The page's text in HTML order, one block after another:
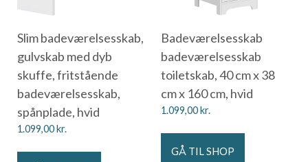
Slim badeværelsesskab,
gulvskab med dyb
skuffe, fritstående
badeværelsesskab,
spånplade, hvid
1.099,00kr.
Badeværelsesskab
badeværelsesskab
toiletskab, 40 cm x 38
cm x 160 cm, hvid
1.099,00kr.
GÅ TIL SHOP